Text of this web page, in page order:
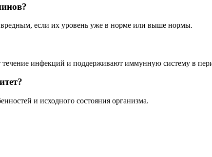
если их уровень уже в норме или выше нормы.
инфекций и поддерживают иммунную систему в
и исходного состояния организма.